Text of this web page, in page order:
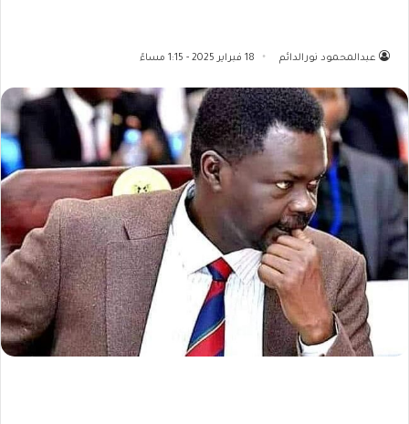
عبدالمحمود نورالدائم 18 فبراير 2025 - 1:15 مساءً